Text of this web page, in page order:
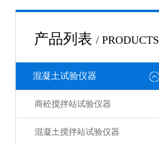
产品列表 / PRODUCTS
混凝土试验仪器
商砼搅拌站试验仪器
混凝土搅拌站试验仪器